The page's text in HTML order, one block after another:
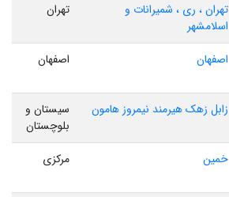
تهران ، ری ، شمیرانات و
اسلامشهر
تهران
اصفهان اصفهان
زابل زهک هیرمند نیمروز هامون
سیستان و
بلوچستان
خمین مرکزی